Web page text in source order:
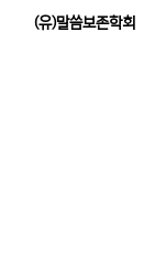
(유)말씀보존학회